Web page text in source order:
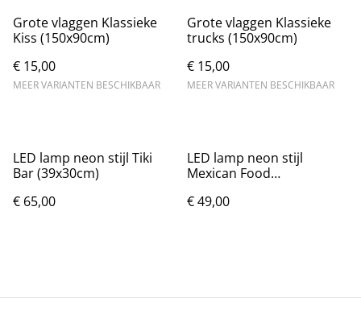
Grote vlaggen Klassieke
Kiss (150x90cm)
€ 15,00
MEER VARIANTEN BESCHIKBAAR
Grote vlaggen Klassieke
trucks (150x90cm)
€ 15,00
MEER VARIANTEN BESCHIKBAAR
LED lamp neon stijl Tiki
Bar (39x30cm)
€ 65,00
LED lamp neon stijl
Mexican Food
€ 49,00